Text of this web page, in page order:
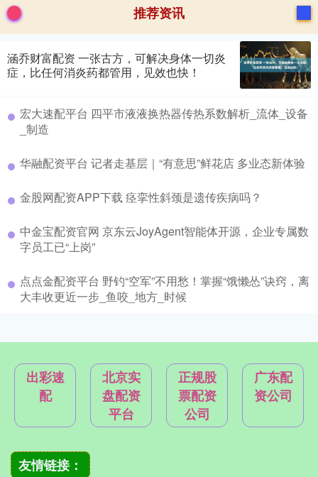
推荐资讯
涵乔财富配资 一张古方，可解决身体一切炎
症，比任何消炎药都管用，见效也快！
宏大速配平台 四平市液液换热器传热系数解析_流体_设备
_制造
华融配资平台 记者走基层｜“有意思”鲜花店 多业态新体验
金股网配资APP下载 痉挛性斜颈是遗传疾病吗？
中金宝配资官网 京东云JoyAgent智能体开源，企业专属数
字员工已“上岗”
点点金配资平台 野钓“空军”不用愁！掌握“饿懒怂”诀窍，离
大丰收更近一步_鱼咬_地方_时候
出彩速
配
北京实
盘配资
平台
正规股
票配资
公司
广东配
资公司
友情链接：